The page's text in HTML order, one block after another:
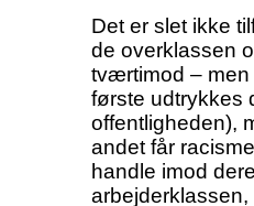
Det er slet ikke
de overklassen
tværtimod – men
første udtrykkes
offentligheden),
andet får
handle imod